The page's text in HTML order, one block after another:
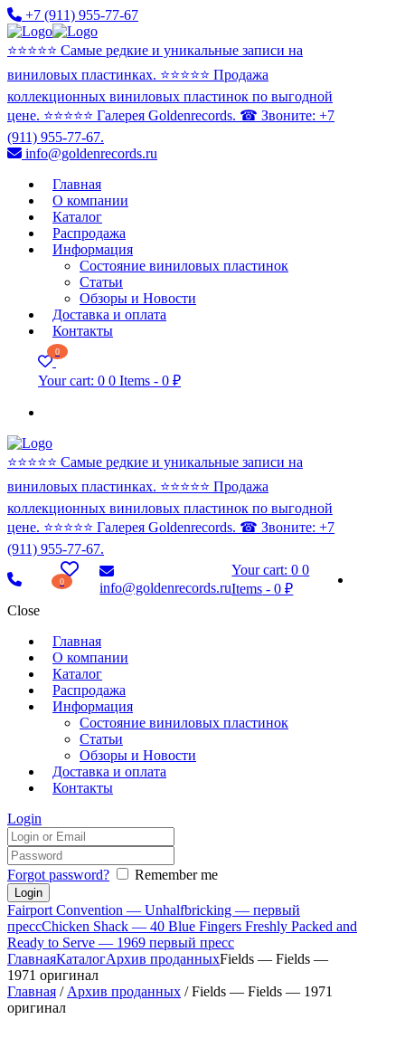
+7 (911) 955-77-67
⭐️⭐️⭐️⭐️⭐️ Самые редкие и уникальные записи на
виниловых пластинках. ⭐️⭐️⭐️⭐️⭐️ Продажа
коллекционных виниловых пластинок по выгодной
цене. ⭐️⭐️⭐️⭐️⭐️ Галерея Goldenrecords. ☎ Звоните: +7
(911) 955-77-67.
info@goldenrecords.ru
Главная
О компании
Каталог
Распродажа
Информация
Состояние виниловых пластинок
Статьи
Обзоры и Новости
Доставка и оплата
Контакты
0
Your cart: 0 0 Items - 0 ₽
⭐️⭐️⭐️⭐️⭐️ Самые редкие и уникальные записи на
виниловых пластинках. ⭐️⭐️⭐️⭐️⭐️ Продажа
коллекционных виниловых пластинок по выгодной
цене. ⭐️⭐️⭐️⭐️⭐️ Галерея Goldenrecords. ☎ Звоните: +7
(911) 955-77-67.
0 info@goldenrecords.ru
Your cart: 00
Items -0 ₽
Close
Главная
О компании
Каталог
Распродажа
Информация
Состояние виниловых пластинок
Статьи
Обзоры и Новости
Доставка и оплата
Контакты
Login
Forgot password? Remember me
Fairport Convention — Unhalfbricking — первый
прессChicken Shack — 40 Blue Fingers Freshly Packed and
Ready to Serve — 1969 первый пресс
ГлавнаяКаталогАрхив проданныхFields — Fields —
1971 оригинал
Главная / Архив проданных / Fields — Fields — 1971
оригинал